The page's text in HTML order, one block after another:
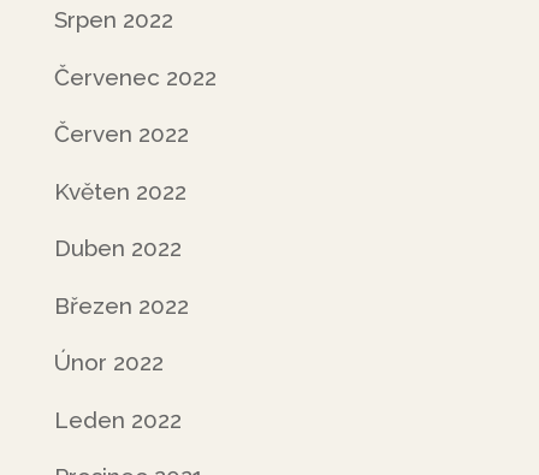
Srpen 2022
Červenec 2022
Červen 2022
Květen 2022
Duben 2022
Březen 2022
Únor 2022
Leden 2022